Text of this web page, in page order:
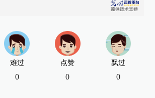
难过
0
点赞
0
飘过
0